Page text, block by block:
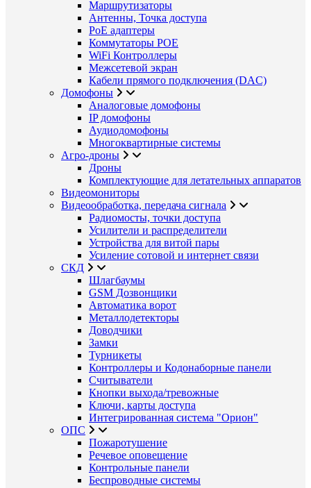
Маршрутизаторы
Антенны, Точка доступа
PoE адаптеры
Коммутаторы POE
WiFi Контроллеры
Межсетевой экран
Кабели прямого подключения (DAC)
Домофоны
Аналоговые домофоны
IP домофоны
Аудиодомофоны
Многоквартирные системы
Агро-дроны
Дроны
Комплектующие для летательных аппаратов
Видеомониторы
Видеообработка, передача сигнала
Радиомосты, точки доступа
Усилители и распределители
Устройства для витой пары
Усиление сотовой и интернет связи
СКД
Шлагбаумы
GSM Дозвонщики
Автоматика ворот
Металлодетекторы
Доводчики
Замки
Турникеты
Контроллеры и Кодонаборные панели
Считыватели
Кнопки выхода/тревожные
Ключи, карты доступа
Интегрированная система "Орион"
ОПС
Пожаротушение
Речевое оповещение
Контрольные панели
Беспроводные системы